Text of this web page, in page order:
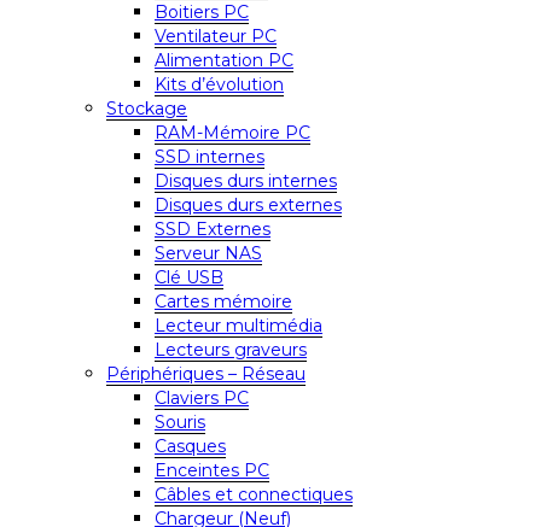
Boitiers PC
Ventilateur PC
Alimentation PC
Kits d’évolution
Stockage
RAM-Mémoire PC
SSD internes
Disques durs internes
Disques durs externes
SSD Externes
Serveur NAS
Clé USB
Cartes mémoire
Lecteur multimédia
Lecteurs graveurs
Périphériques – Réseau
Claviers PC
Souris
Casques
Enceintes PC
Câbles et connectiques
Chargeur (Neuf)